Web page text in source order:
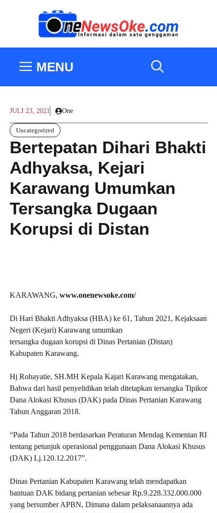
MENU
JULI 23, 2021 One
Uncategorized
Bertepatan Dihari Bhakti
Adhyaksa, Kejari
Karawang Umumkan
Tersangka Dugaan
Korupsi di Distan
KARAWANG, www.onenewsoke.com/
Di Hari Bhakti Adhyaksa (HBA) ke 61, Tahun 2021, Kejaksaan
Negeri (Kejari) Karawang umumkan
tersangka dugaan korupsi di Dinas Pertanian (Distan)
Kabupaten Karawang.
Hj Rohayatie, SH.MH Kepala Kajari Karawang mengatakan,
Bahwa dari hasil penyelidikan telah ditetapkan tersangka Tipikor
Dana Alokasi Khusus (DAK) pada Dinas Pertanian Karawang
Tahun Anggaran 2018.
“Pada Tahun 2018 berdasarkan Peraturan Mendag Kementan RI
tentang petunjuk operasional penggunaan Dana Alokasi Khusus
(DAK) Lj.120.12.2017”.
Dinas Pertanian Kabupaten Karawang telah mendapatkan
bantuan DAK bidang pertanian sebesar Rp.9.228.332.000.000
yang bersumber APBN, Dimana dalam pelaksanaannya ada